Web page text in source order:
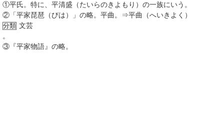
①平氏。特に、平清盛（たいらのきよもり）の一族にいう。
② 「平家琵琶（びは）」の略。平曲。⇒平曲（へいきよく）
分類 文芸
。
③ 『平家物語』の略。